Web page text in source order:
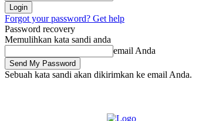
Forgot your password? Get help
Password recovery
Memulihkan kata sandi anda
email Anda
Sebuah kata sandi akan dikirimkan ke email Anda.